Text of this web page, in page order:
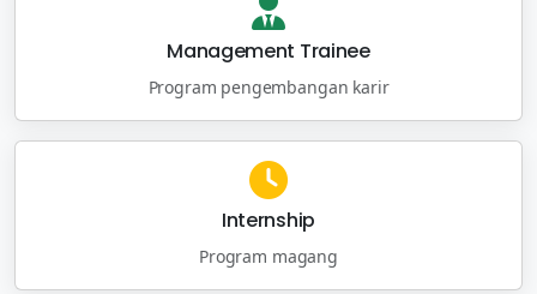
Management Trainee
Program pengembangan karir
Internship
Program magang